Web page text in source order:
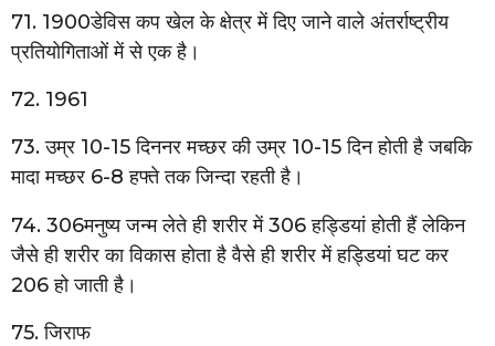
71. 1900डेविस कप खेल के क्षेत्र में दिए जाने वाले अंतर्राष्ट्रीय
प्रतियोगिताओं में से एक है।
72. 1961
73. उम्र 10-15 दिननर मच्छर की उम्र 10-15 दिन होती है जबकि
मादा मच्छर 6-8 हफ्ते तक जिन्दा रहती है।
74. 306मनुष्य जन्म लेते ही शरीर में 306 हड्डियां होती हैं लेकिन
जैसे ही शरीर का विकास होता है वैसे ही शरीर में हड्डियां घट कर
206 हो जाती है।
75. जिराफ